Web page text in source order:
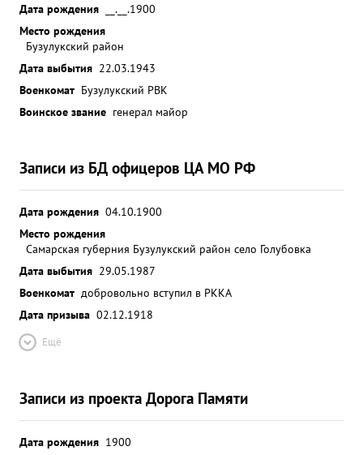
Дата рождения
__.__.1900
Место рождения
Бузулукский район
Дата выбытия 22.03.1943
Военкомат Бузулукский РВК
Воинское звание генерал майор
Записи из БД офицеров ЦА МО РФ
Дата рождения 04.10.1900
Место рождения
Самарская губерния Бузулукский район село Голубовка
Дата выбытия 29.05.1987
Военкомат добровольно вступил в РККА
Дата призыва 02.12.1918
Ещё
Записи из проекта Дорога Памяти
Дата рождения 1900